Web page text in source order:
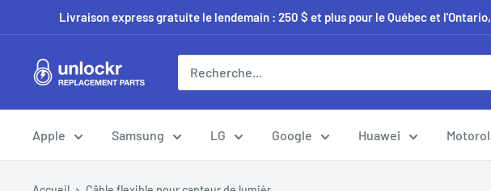
au
contenu
Livraison express gratuite le lendemain : 250 $ et plus pour le Québec et
Unlockr
Parts
Apple Samsung LG Google Huawei